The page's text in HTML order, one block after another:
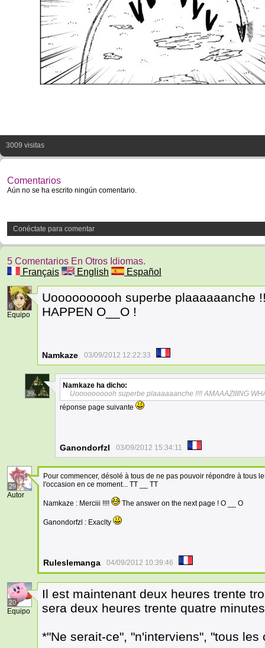
3009 visitas
Comentarios
Aún no se ha escrito ningún comentario.
Conéctate para comentar
5 Comentarios En Otros Idiomas.
Français
English Español
6
Equipo
Uoooooooooh superbe plaaaaaanche
HAPPEN O__O !
Namkaze 03/09/2012 12:22:33
39
Namkaze ha dicho:
Uoooooooooh superbe plaaaaaanche !!!! AMAAAZIIING
réponse page suivante
Ganondorfzl 03/09/2012 15:34:11
29
Autor
Pour commencer, désolé à tous de ne pas pouvoir répondre à tous
l'occasion en ce moment... TT __ TT
Namkaze : Merciii !!!! The answer on the next page ! O __ O
Ganondorfzl : Exaclty
Ruleslemanga 04/09/2012 10:39:46
20
Equipo
Il est maintenant deux heures trente
sera deux heures trente quatre
*"Ne serait-ce", "n'interviens", "tous